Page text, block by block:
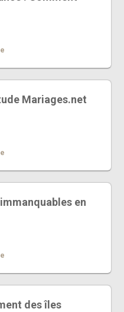
Mariages.net
en
des îles